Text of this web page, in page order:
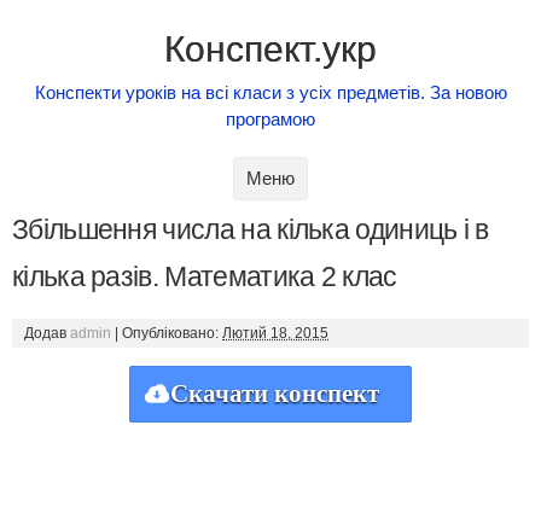
Конспект.укр
Конспекти уроків на всі класи з усіх предметів. За новою
програмою
Меню
Збільшення числа на кілька одиниць і в
кілька разів. Математика 2 клас
Додав admin Опубліковано: Лютий 18, 2015
Скачати конспект